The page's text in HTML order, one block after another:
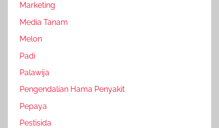
Marketing
Media Tanam
Melon
Padi
Palawija
Pengendalian Hama Penyakit
Pepaya
Pestisida